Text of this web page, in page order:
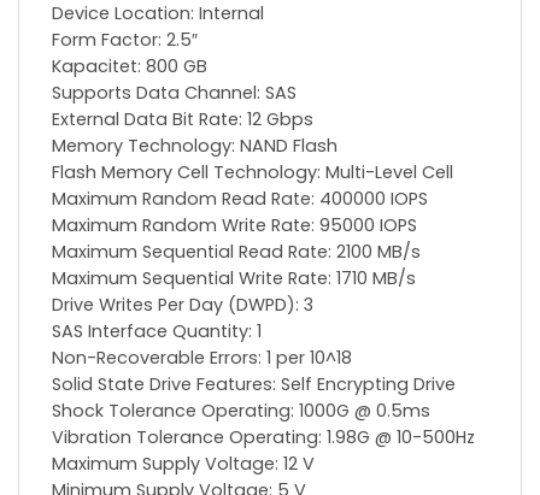
Device Location: Internal
Form Factor: 2.5″
Kapacitet: 800 GB
Supports Data Channel: SAS
External Data Bit Rate: 12 Gbps
Memory Technology: NAND Flash
Flash Memory Cell Technology: Multi-Level Cell
Maximum Random Read Rate: 400000 IOPS
Maximum Random Write Rate: 95000 IOPS
Maximum Sequential Read Rate: 2100 MB/s
Maximum Sequential Write Rate: 1710 MB/s
Drive Writes Per Day (DWPD): 3
SAS Interface Quantity: 1
Non-Recoverable Errors: 1 per 10^18
Solid State Drive Features: Self Encrypting Drive
Shock Tolerance Operating: 1000G @ 0.5ms
Vibration Tolerance Operating: 1.98G @ 10-500Hz
Maximum Supply Voltage: 12 V